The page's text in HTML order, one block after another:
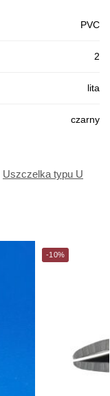
PVC
2
lita
czarny
Uszczelka typu U
-10%